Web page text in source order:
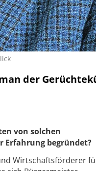
der
von solchen
Erfahrung begründet?
Wirtschaftsförderer